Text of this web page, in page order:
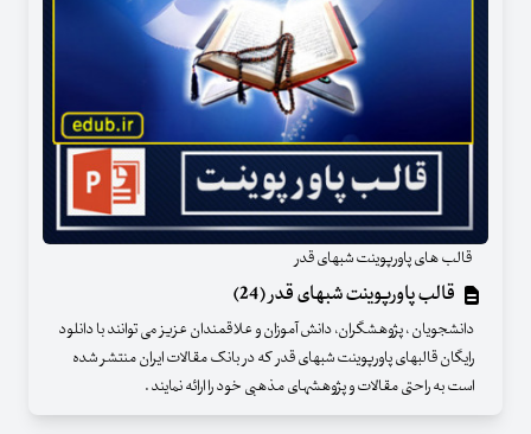
قالب های پاورپوینت شبهای قدر
قالب پاورپوینت شبهای قدر (24)
دانشجویان ، پژوهشگران، دانش آموزان و علاقمندان عزیز می توانند با دانلود
رایگان قالبهای پاورپوینت شبهای قدر که در بانک مقالات ایران منتشر شده
است به راحتی مقالات و پژوهشهای مذهبی خود را ارائه نمایند .